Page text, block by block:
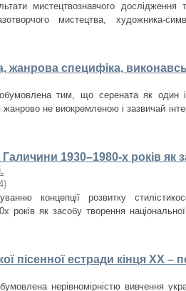
мистецтвознавчого дослідження
мистецтва, художника-
жанрова специфіка,
тим, що серената як один
не виокремленою і зазвичай
1930–1980-­х років як
)
концепції розвитку
років як засобу творення
пісенної естради кінця ХХ –
нерівномірністю вивчення